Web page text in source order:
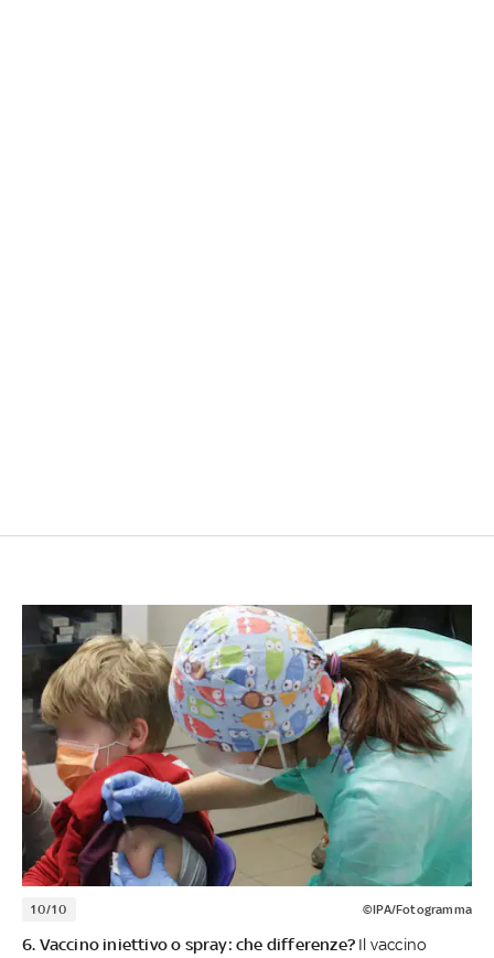
10/10 ©IPA/Fotogramma
6. Vaccino iniettivo o spray: che differenze? Il vaccino